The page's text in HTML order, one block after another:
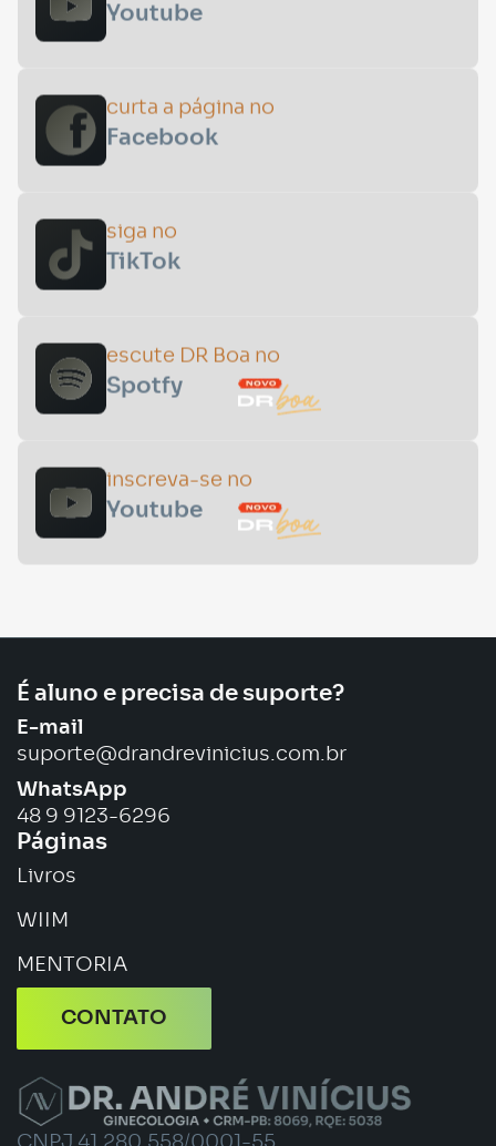
Youtube
curta a página no
Facebook
siga no
TikTok
escute DR Boa no
Spotfy
inscreva-se no
Youtube
É aluno e precisa de suporte?
E-mail
suporte@drandrevinicius.com.br
WhatsApp
48 9 9123-6296
Páginas
Livros
WIIM
MENTORIA
CONTATO